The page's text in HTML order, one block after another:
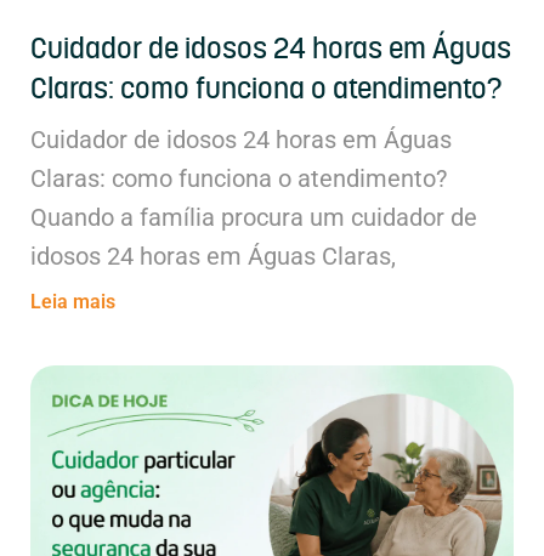
Cuidador de idosos 24 horas em Águas
Claras: como funciona o atendimento?
Cuidador de idosos 24 horas em Águas
Claras: como funciona o atendimento?
Quando a família procura um cuidador de
idosos 24 horas em Águas Claras,
Leia mais